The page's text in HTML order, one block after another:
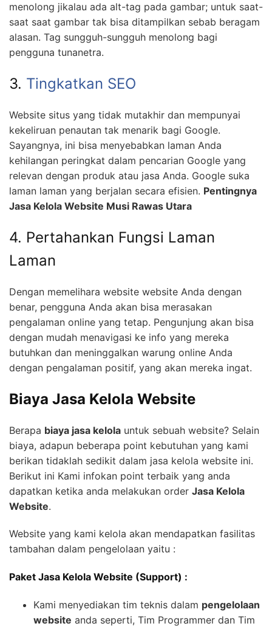
menolong jikalau ada alt-tag pada gambar; untuk saat-
saat saat gambar tak bisa ditampilkan sebab beragam
alasan. Tag sungguh-sungguh menolong bagi
pengguna tunanetra.
3. Tingkatkan SEO
Website situs yang tidak mutakhir dan mempunyai
kekeliruan penautan tak menarik bagi Google.
Sayangnya, ini bisa menyebabkan laman Anda
kehilangan peringkat dalam pencarian Google yang
relevan dengan produk atau jasa Anda. Google suka
laman laman yang berjalan secara efisien. Pentingnya
Jasa Kelola Website Musi Rawas Utara
4. Pertahankan Fungsi Laman
Laman
Dengan memelihara website website Anda dengan
benar, pengguna Anda akan bisa merasakan
pengalaman online yang tetap. Pengunjung akan bisa
dengan mudah menavigasi ke info yang mereka
butuhkan dan meninggalkan warung online Anda
dengan pengalaman positif, yang akan mereka ingat.
Biaya Jasa Kelola Website
Berapa biaya jasa kelola untuk sebuah website? Selain
biaya, adapun beberapa point kebutuhan yang kami
berikan tidaklah sedikit dalam jasa kelola website ini.
Berikut ini Kami infokan point terbaik yang anda
dapatkan ketika anda melakukan order Jasa Kelola
Website.
Website yang kami kelola akan mendapatkan fasilitas
tambahan dalam pengelolaan yaitu :
Paket Jasa Kelola Website (Support) :
Kami menyediakan tim teknis dalam pengelolaan
website anda seperti, Tim Programmer dan Tim